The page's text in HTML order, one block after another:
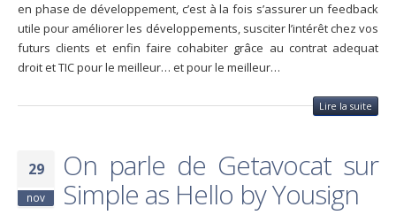
en phase de développement, c’est à la fois s’assurer un feedback
utile pour améliorer les développements, susciter l’intérêt chez vos
futurs clients et enfin faire cohabiter grâce au contrat adequat
droit et TIC pour le meilleur… et pour le meilleur…
Lire la suite
29
nov
On parle de Getavocat sur
Simple as Hello by Yousign